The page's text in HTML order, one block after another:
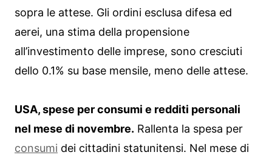
sopra le attese. Gli ordini esclusa difesa ed
aerei, una stima della propensione
all’investimento delle imprese, sono cresciuti
dello 0.1% su base mensile, meno delle attese.
USA, spese per consumi e redditi personali
nel mese di novembre. Rallenta la spesa per
consumi dei cittadini statunitensi. Nel mese di